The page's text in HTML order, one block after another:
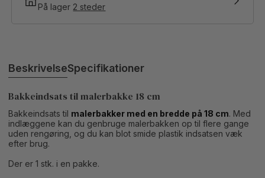
På lager 2 steder
BeskrivelseSpecifikationer
Bakkeindsats til malerbakke 18 cm
Bakkeindsats til malerbakker med en bredde på 18 cm. Med
indlæggene kan du genbruge malerbakken op til flere gange
uden rengøring, og du kan blot smide plastik indsatsen væk
efter brug.
Der er 1 stk. i en pakke.